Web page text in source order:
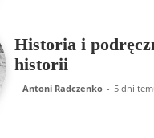
Historia i
historii
Antoni Radczenko - 5 dni